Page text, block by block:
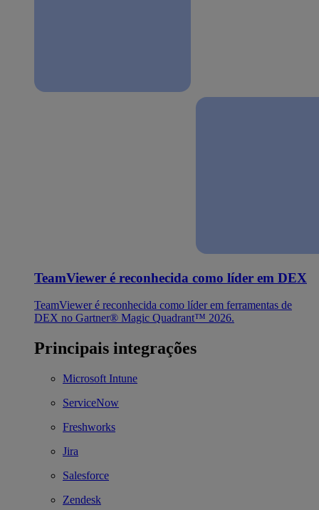
TeamViewer é reconhecida como líder em DEX
TeamViewer é reconhecida como líder em ferramentas de
DEX no Gartner® Magic Quadrant™ 2026.
Principais integrações
Microsoft Intune
ServiceNow
Freshworks
Jira
Salesforce
Zendesk